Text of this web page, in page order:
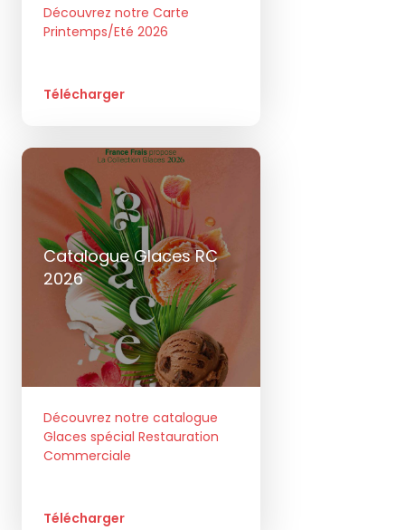
Découvrez notre Carte
Printemps/Eté 2026
Télécharger
Catalogue Glaces RC
2026
Découvrez notre catalogue
Glaces spécial Restauration
Commerciale
Télécharger